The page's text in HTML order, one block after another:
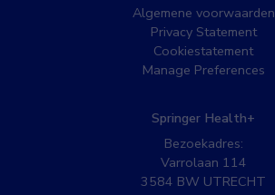
Algemene voorwaarden
Privacy Statement
Cookiestatement
Manage Preferences
Springer Health+
Bezoekadres:
Varrolaan 114
3584 BW UTRECHT